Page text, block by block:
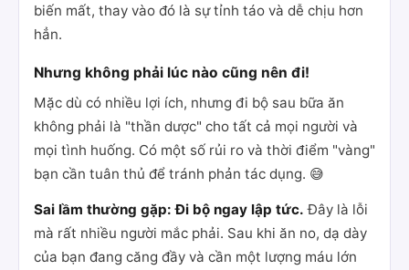
biến mất, thay vào đó là sự tỉnh táo và dễ chịu hơn
hẳn.
Nhưng không phải lúc nào cũng nên đi!
Mặc dù có nhiều lợi ích, nhưng đi bộ sau bữa ăn
không phải là "thần dược" cho tất cả mọi người và
mọi tình huống. Có một số rủi ro và thời điểm "vàng"
bạn cần tuân thủ để tránh phản tác dụng. 😅
Sai lầm thường gặp: Đi bộ ngay lập tức. Đây là lỗi
mà rất nhiều người mắc phải. Sau khi ăn no, dạ dày
của bạn đang căng đầy và cần một lượng máu lớn